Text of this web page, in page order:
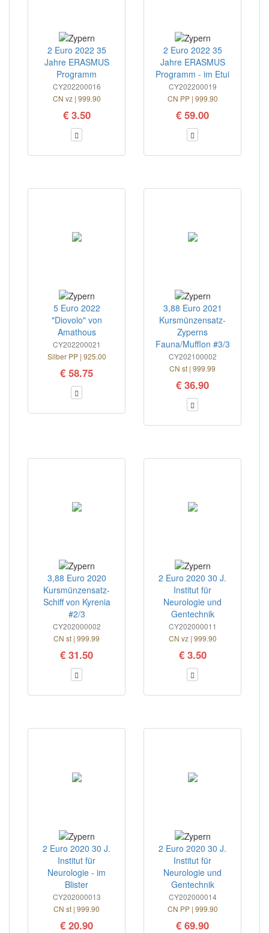
2 Euro 2022 35
Jahre ERASMUS
Programm
CY202200016
CN vz | 999.90
€ 3.50
2 Euro 2022 35
Jahre ERASMUS
Programm - im Etui
CY202200019
CN PP | 999.90
€ 59.00
5 Euro 2022
"Diovolo" von
Amathous
CY202200021
Silber PP | 925.00
€ 58.75
3,88 Euro 2021
Kursmünzensatz-
Zyperns
Fauna/Mufflon #3/3
CY202100002
CN st | 999.99
€ 36.90
3,88 Euro 2020
Kursmünzensatz-
Schiff von Kyrenia
#2/3
CY202000002
CN st | 999.99
€ 31.50
2 Euro 2020 30 J.
Institut für
Neurologie und
Gentechnik
CY202000011
CN vz | 999.90
€ 3.50
2 Euro 2020 30 J.
Institut für
Neurologie - im
Blister
CY202000013
CN st | 999.90
€ 20.90
2 Euro 2020 30 J.
Institut für
Neurologie und
Gentechnik
CY202000014
CN PP | 999.90
€ 69.90